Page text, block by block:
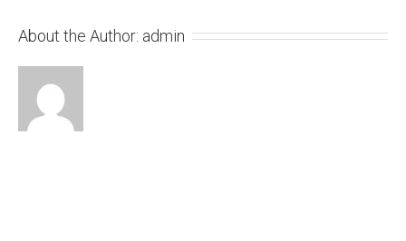
About the Author: admin